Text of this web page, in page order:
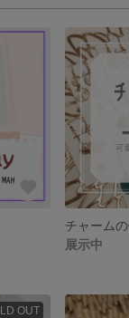
チャーム
展示中
OUT